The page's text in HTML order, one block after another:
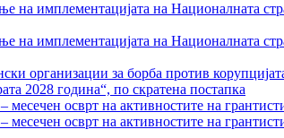
на имплементацијата на Националната
на имплементацијата на Националната
организации за борба против
2028 година“, по скратена постапка
месечен осврт на активностите на
месечен осврт на активностите на